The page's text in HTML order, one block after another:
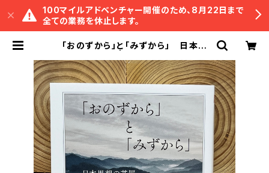
100マイルアドベンチャー開催のため、8月22日まで
全ての業務を休止します。
「おのずから」と「みずから」 日本思